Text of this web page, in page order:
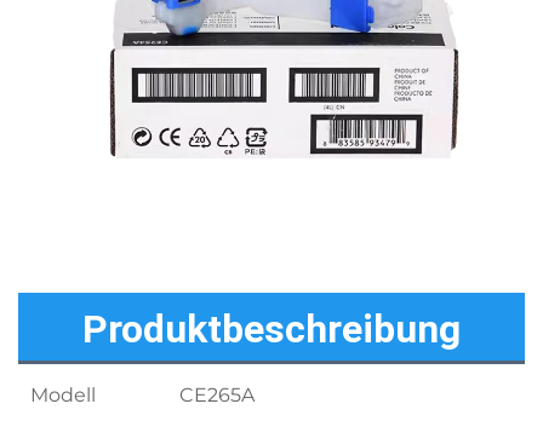
Produktbeschreibung
Modell
CE265A